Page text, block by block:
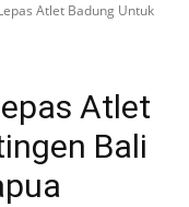
Atlet Badung Untuk
Atlet
Bali